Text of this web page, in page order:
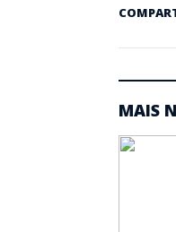
MAIS